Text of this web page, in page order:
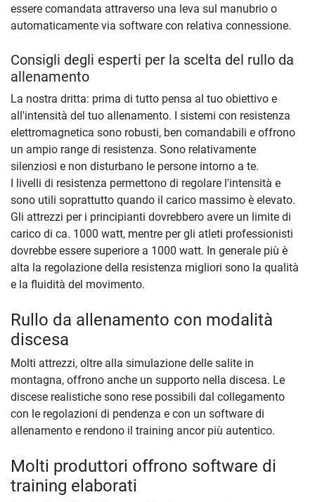
essere comandata attraverso una leva sul manubrio o
automaticamente via software con relativa connessione.
Consigli degli esperti per la scelta del rullo da
allenamento
La nostra dritta: prima di tutto pensa al tuo obiettivo e
all'intensità del tuo allenamento. I sistemi con resistenza
elettromagnetica sono robusti, ben comandabili e offrono
un ampio range di resistenza. Sono relativamente
silenziosi e non disturbano le persone intorno a te.
I livelli di resistenza permettono di regolare l'intensità e
sono utili soprattutto quando il carico massimo è elevato.
Gli attrezzi per i principianti dovrebbero avere un limite di
carico di ca. 1000 watt, mentre per gli atleti professionisti
dovrebbe essere superiore a 1000 watt. In generale più è
alta la regolazione della resistenza migliori sono la qualità
e la fluidità del movimento.
Rullo da allenamento con modalità
discesa
Molti attrezzi, oltre alla simulazione delle salite in
montagna, offrono anche un supporto nella discesa. Le
discese realistiche sono rese possibili dal collegamento
con le regolazioni di pendenza e con un software di
allenamento e rendono il training ancor più autentico.
Molti produttori offrono software di
training elaborati